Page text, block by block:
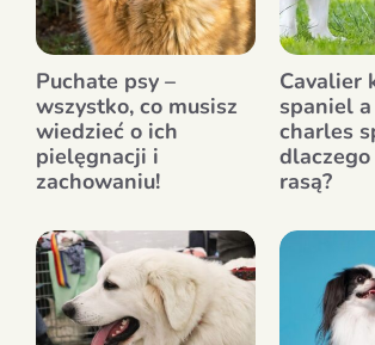
Puchate psy –
wszystko, co musisz
wiedzieć o ich
pielęgnacji i
zachowaniu!
Cavalier
spaniel
charles
rasą?